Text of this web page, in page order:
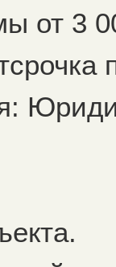
от 3